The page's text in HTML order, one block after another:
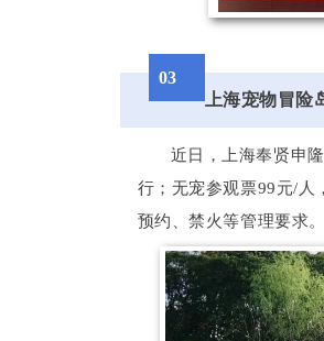
03
上海宠物冒险
近日，上海奉贤申
行；无宠参观票99元/人
预约、禁火等管理要求